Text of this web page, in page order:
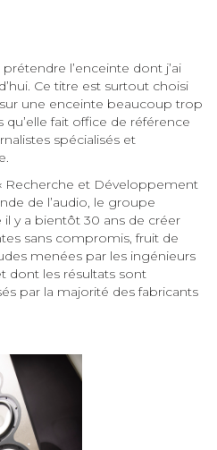
l’enceinte dont j’ai
Ce titre est surtout choisi
une enceinte beaucoup trop
fait office de référence
spécialisés et
Recherche et Développement
de l’audio, le groupe
y a bientôt 30 ans de créer
sans compromis, fruit de
menées par les ingénieurs
dont les résultats sont
par la majorité des fabricants